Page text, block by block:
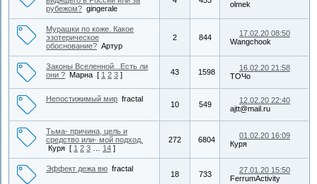
рубежом? gingerale
olmek
Мурашки по коже. Какое
эзотерическое
обоснование? Артур
2 844
17.02.20 08:50
Wangchook
Законы Вселенной...Есть ли
они ? Марна [ 1 2 3 ] 43 1598
16.02.20 21:58
ТОЧо
Непостижимый мир fractal
10 549
12.02.20 22:40
ajtt@mail.ru
Тьма- причина, цель и
средство или- мой подход.
Куря [ 1 2 3 14 ]
272 6804
01.02.20 16:09
Куря
Эффект дежа вю fractal
18 733
27.01.20 15:50
FerrumActivity